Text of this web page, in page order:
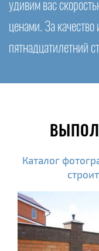
удивим вас
ценами. За
пятнадцатилетний
Каталог